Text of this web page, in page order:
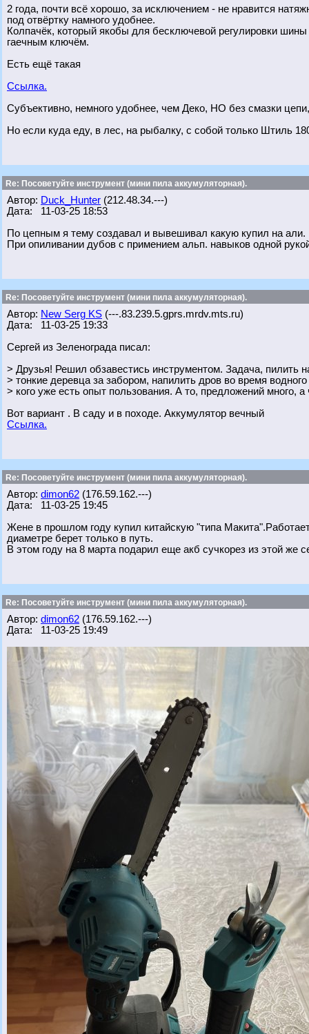
2 года, почти всё хорошо, за исключением - не нравится
под отвёртку намного удобнее.
Колпачёк, который якобы для бесключевой регулировки
гаечным ключём.
Есть ещё такая
Ссылка.
Субъективно, немного удобнее, чем Деко, НО без смазки
Но если куда еду, в лес, на рыбалку, с собой только Штиль
Re: Посоветуйте инструмент (мини пила аккумуляторная).
Автор: Duck_Hunter (212.48.34.---)
Дата: 11-03-25 18:53
По цепным я тему создавал и вывешивал какую купил на
При опиливании дубов с примением альп. навыков одной
Re: Посоветуйте инструмент (мини пила аккумуляторная).
Автор: New Serg KS (---.83.239.5.gprs.mrdv.mts.ru)
Дата: 11-03-25 19:33
Сергей из Зеленограда писал:
> Друзья! Решил обзавестись инструментом. Задача, пилить
> тонкие деревца за забором, напилить дров во время
> кого уже есть опыт пользования. А то, предложений много,
Вот вариант . В саду и в походе. Аккумулятор вечный
Ссылка.
Re: Посоветуйте инструмент (мини пила аккумуляторная).
Автор: dimon62 (176.59.162.---)
Дата: 11-03-25 19:45
Жене в прошлом году купил китайскую "типа
диаметре берет только в путь.
В этом году на 8 марта подарил еще акб сучкорез из этой же
Re: Посоветуйте инструмент (мини пила аккумуляторная).
Автор: dimon62 (176.59.162.---)
Дата: 11-03-25 19:49